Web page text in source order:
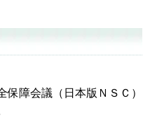
障会議（日本版ＮＳＣ）